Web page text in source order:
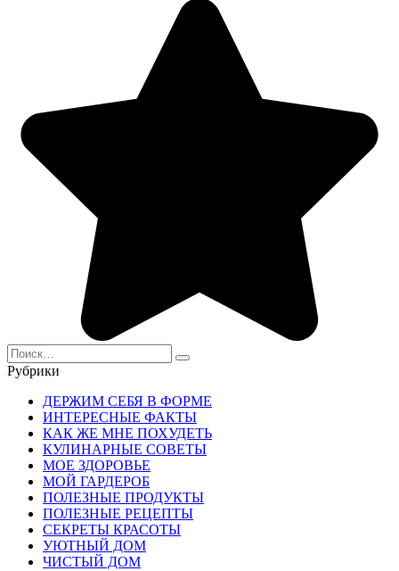
Search
for:
Рубрики
ДЕРЖИМ СЕБЯ В ФОРМЕ
ИНТЕРЕСНЫЕ ФАКТЫ
КАК ЖЕ МНЕ ПОХУДЕТЬ
КУЛИНАРНЫЕ СОВЕТЫ
МОЕ ЗДОРОВЬЕ
МОЙ ГАРДЕРОБ
ПОЛЕЗНЫЕ ПРОДУКТЫ
ПОЛЕЗНЫЕ РЕЦЕПТЫ
СЕКРЕТЫ КРАСОТЫ
УЮТНЫЙ ДОМ
ЧИСТЫЙ ДОМ